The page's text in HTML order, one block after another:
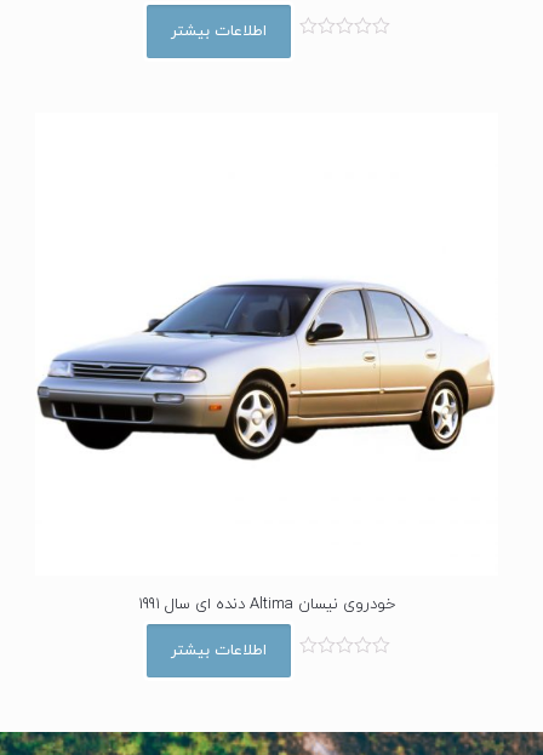
اطلاعات بیشتر
خودروی نیسان Altima دنده ای سال 1991
ا
اطلاعات بیشتر